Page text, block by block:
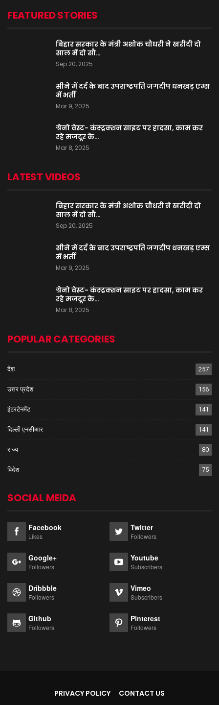
FEATURED STORIES
बिहार सरकार के मंत्री अशोक चौधरी ने खरीदी दो
साल में दो सौ…
Sep 20, 2025
सीने में दर्द के बाद उपराष्ट्रपति जगदीप धनखड़ एम्स
में भर्ती
Mar 9, 2025
ग्रेनो वेस्ट- कंस्ट्रक्शन साइट पर हादसा, काम कर
रहे मजदूर के…
Mar 8, 2025
LATEST VIDEOS
बिहार सरकार के मंत्री अशोक चौधरी ने खरीदी दो
साल में दो सौ…
Sep 20, 2025
सीने में दर्द के बाद उपराष्ट्रपति जगदीप धनखड़ एम्स
में भर्ती
Mar 9, 2025
ग्रेनो वेस्ट- कंस्ट्रक्शन साइट पर हादसा, काम कर
रहे मजदूर के…
Mar 8, 2025
POPULAR CATEGORIES
देश 257
उत्तर प्रदेश 156
इंटरटेनमेंट 141
दिल्ली एनसीआर 141
राज्य 80
विदेश 75
SOCIAL MEIDA
Facebook
Likes
Twitter
Followers
Google+
Followers
Youtube
Subscribers
Dribbble
Followers
Vimeo
Subscribers
Github
Followers
Pinterest
Followers
PRIVACY POLICY CONTACT US